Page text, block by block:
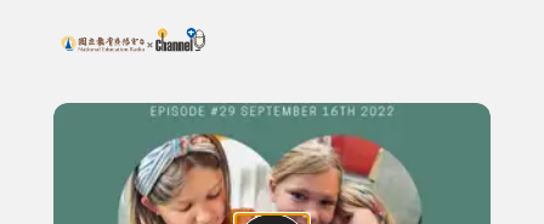
上方功能區塊
搜尋關鍵字：可輸入節目名稱、主持人或關鍵字